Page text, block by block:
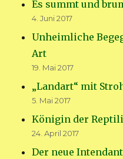
Es summt und
4. Juni 2017
Unheimliche
Art
19. Mai 2017
„Landart“ mit
5. Mai 2017
Königin der
24. April 2017
Der neue